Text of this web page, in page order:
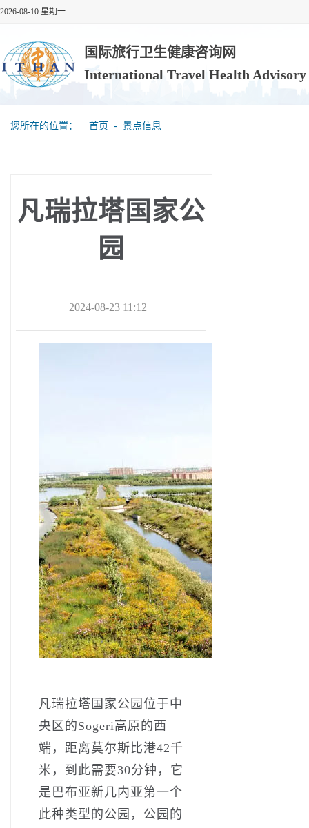
2026-08-10 星期一
国际旅行卫生健康咨询网
International Travel Health
您所在的位置： 首页 ‐ 景点信息
凡瑞拉塔国家公
园
2024-08-23 11:12
凡瑞拉塔国家公园位于中
央区的Sogeri高原的西
端，距离莫尔斯比港42千
米，到此需要30分钟，它
是巴布亚新几内亚第一个
此种类型的公园，公园的